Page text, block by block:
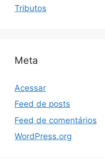
Tributos
Meta
Acessar
Feed de posts
Feed de comentários
WordPress.org